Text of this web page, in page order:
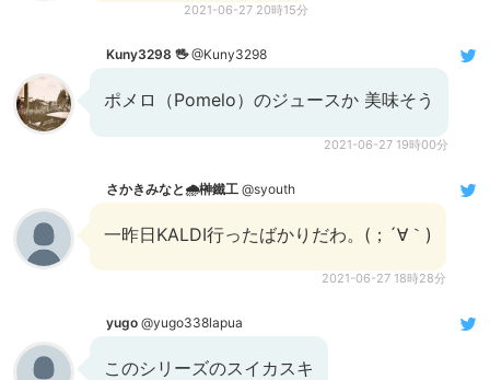
2021-06-27 20時15分
Kuny3298 🖖@Kuny3298
ポメロ（Pomelo）のジュースか 美味そう
2021-06-27 19時00分
さかきみなと🌧榊鐵工 @syouth
一昨日KALDI行ったばかりだわ。(；´∀｀)
2021-06-27 18時28分
yugo @yugo338lapua
このシリーズのスイカスキ